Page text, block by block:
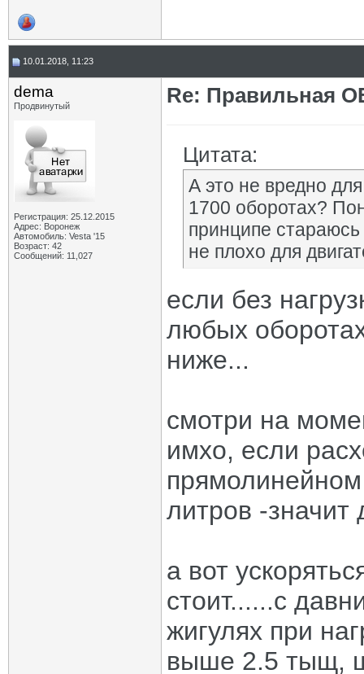
10.01.2018, 11:23
dema
Продвинутый
Регистрация: 25.12.2015
Адрес: Воронеж
Автомобиль: Vesta '15
Возраст: 42
Сообщений: 11,027
Re: Правильная
Цитата:
А это не вредно
1700 оборотах?
принципе стараюсь
не плохо для
если без
любых
ниже...
смотри на
имхо, если
литров -значит
а вот
стоит......с
жигулях при
выше 2.5 тыщ,